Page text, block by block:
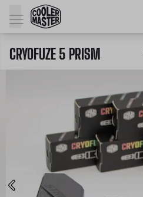
CRYOFUZE 5 PRISM